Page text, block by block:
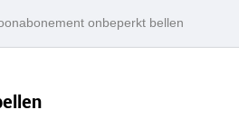
onbeperkt bellen